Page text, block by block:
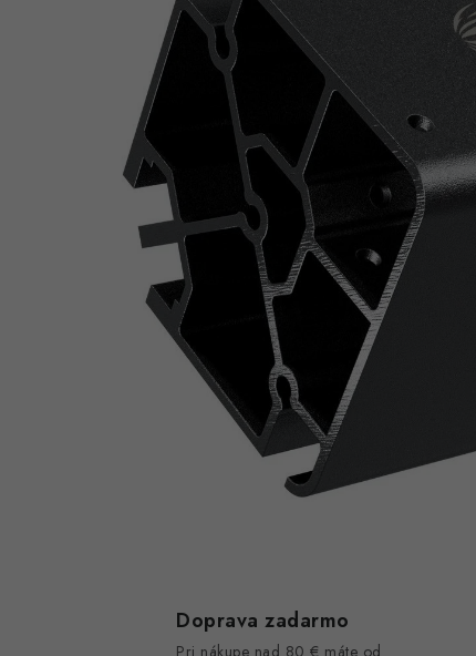
Doprava zadarmo
Pri nákupe nad 80 € máte od